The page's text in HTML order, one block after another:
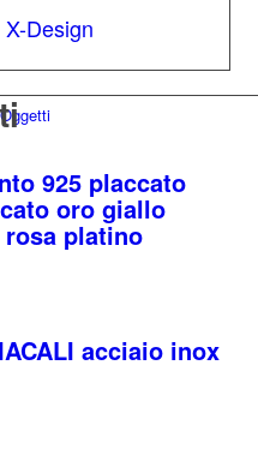
X-Design
925 placcato
oro giallo
platino
acciaio inox